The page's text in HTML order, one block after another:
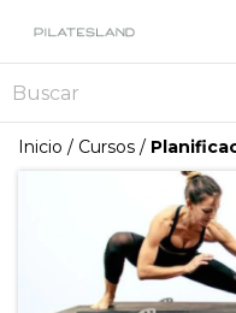
Inicio / Cursos /